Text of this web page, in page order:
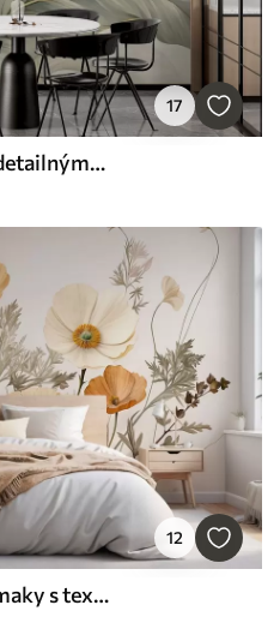
17
Veľké štylizované listy s detailnými žilkami v rôznych odtieňoch zelenej, krémovej a béžovej farby
12
Oranžovo-biele vintage maky s textúrou, tenkými stonkami a listami, svetlé béžové pozadie, akvarelový štýl